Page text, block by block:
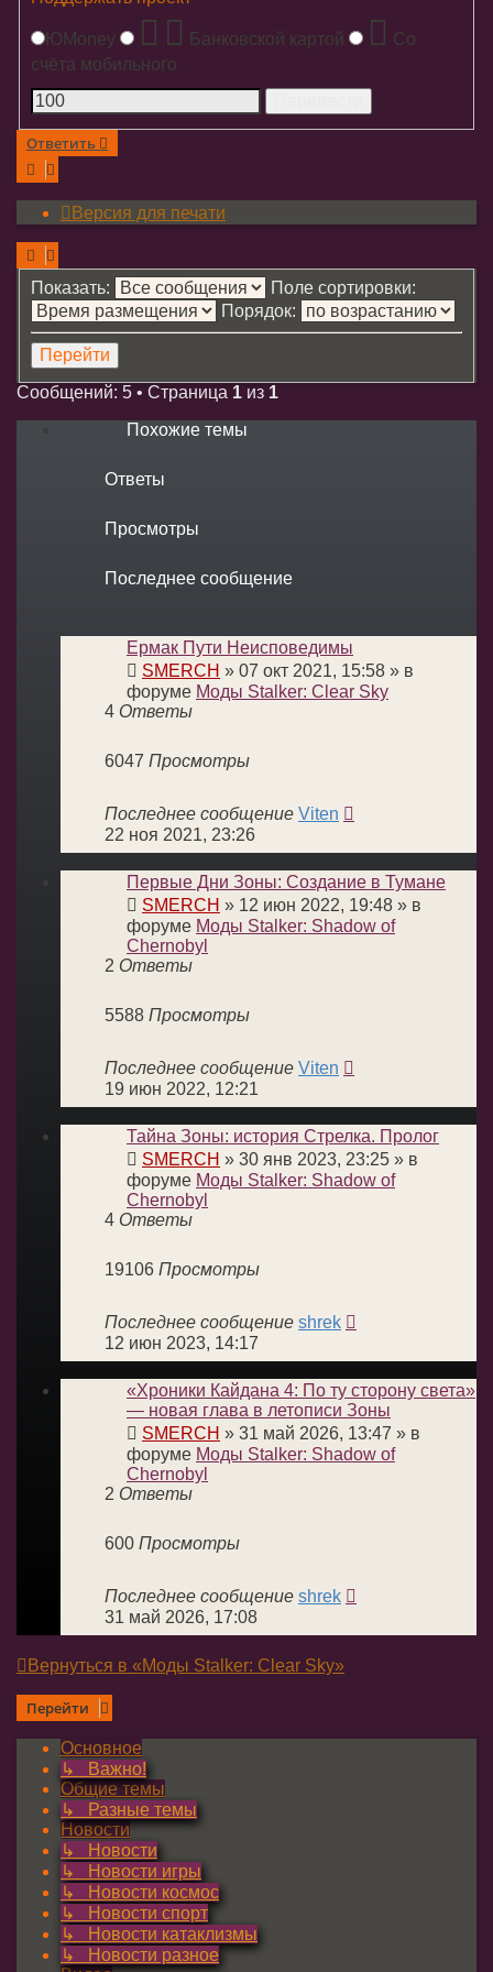
ЮMoney Банковской картой
Со
счёта мобильного
Ответить
Версия для печати
Показать:
Поле сортировки:
Порядок:
Сообщений: 5 • Страница 1 из 1
Похожие темы
Ответы
Просмотры
Последнее сообщение
Ермак Пути Неисповедимы
SMERCH » 07 окт 2021, 15:58 » в
форуме Моды Stalker: Clear Sky
4 Ответы
6047 Просмотры
Последнее сообщение Viten
22 ноя 2021, 23:26
Первые Дни Зоны: Создание в Тумане
SMERCH » 12 июн 2022, 19:48 » в
форуме Моды Stalker: Shadow of
Chernobyl
2 Ответы
5588 Просмотры
Последнее сообщение Viten
19 июн 2022, 12:21
Тайна Зоны: история Стрелка. Пролог
SMERCH » 30 янв 2023, 23:25 » в
форуме Моды Stalker: Shadow of
Chernobyl
4 Ответы
19106 Просмотры
Последнее сообщение shrek
12 июн 2023, 14:17
«Хроники Кайдана 4: По ту сторону света»
— новая глава в летописи Зоны
SMERCH » 31 май 2026, 13:47 » в
форуме Моды Stalker: Shadow of
Chernobyl
2 Ответы
600 Просмотры
Последнее сообщение shrek
31 май 2026, 17:08
Вернуться в «Моды Stalker: Clear Sky»
Перейти
Основное
↳ Важно!
Общие темы
↳ Разные темы
Новости
↳ Новости
↳ Новости игры
↳ Новости космос
↳ Новости спорт
↳ Новости катаклизмы
↳ Новости разное